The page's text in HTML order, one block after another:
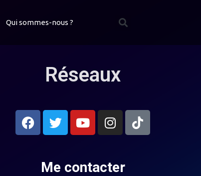
Qui sommes-nous ?
Réseaux
Me contacter